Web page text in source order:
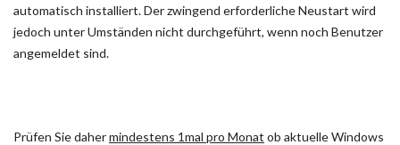
automatisch installiert. Der zwingend erforderliche Neustart wird
jedoch unter Umständen nicht durchgeführt, wenn noch Benutzer
angemeldet sind.
Prüfen Sie dahermindestens 1mal pro Monat ob aktuelle Windows